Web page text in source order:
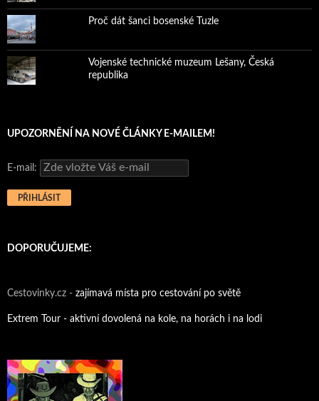
Proč dát šanci bosenské Tuzle
Vojenské technické muzeum Lešany, Česká
republika
UPOZORNĚNÍ NA NOVÉ ČLÁNKY E-MAILEM!
E-mail:
DOPORUČUJEME:
Cestovinky.cz - zajímavá místa pro cestování po světě
Extrem Tour - aktivní dovolená na kole, na horách i na lodi